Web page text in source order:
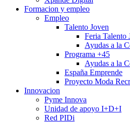
Formacion y empleo
Empleo
Talento Joven
Feria Talento
Ayudas a la
Programa +45
Ayudas a la
España Emprende
Proyecto Moda
Innovacion
Pyme Innova
Unidad de apoyo I+D+I
Red PIDi